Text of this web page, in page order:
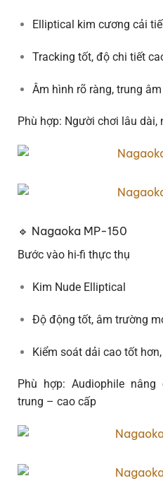
Elliptical kim cương cải
Tracking tốt, độ chi tiết
Âm hình rõ ràng, trung
Phù hợp: Người chơi lâu dài,
🔹 Nagaoka MP-150
Bước vào hi-fi thực thụ
Kim Nude Elliptical
Độ động tốt, âm trường
Kiểm soát dải cao tốt
Phù hợp: Audiophile
trung – cao cấp